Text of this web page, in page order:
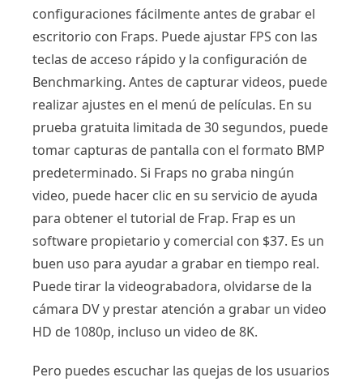
configuraciones fácilmente antes de grabar el
escritorio con Fraps. Puede ajustar FPS con las
teclas de acceso rápido y la configuración de
Benchmarking. Antes de capturar videos, puede
realizar ajustes en el menú de películas. En su
prueba gratuita limitada de 30 segundos, puede
tomar capturas de pantalla con el formato BMP
predeterminado. Si Fraps no graba ningún
video, puede hacer clic en su servicio de ayuda
para obtener el tutorial de Frap. Frap es un
software propietario y comercial con $37. Es un
buen uso para ayudar a grabar en tiempo real.
Puede tirar la videograbadora, olvidarse de la
cámara DV y prestar atención a grabar un video
HD de 1080p, incluso un video de 8K.
Pero puedes escuchar las quejas de los usuarios